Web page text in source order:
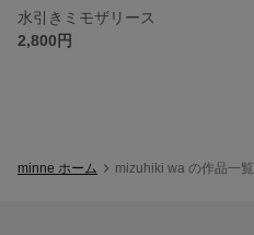
水引きミモザリース
2,800円
minne ホーム mizuhiki wa の作品一覧